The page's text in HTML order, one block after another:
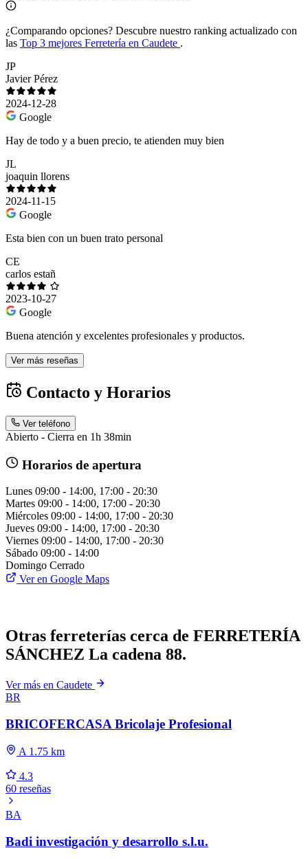
¿Comparando opciones? Descubre nuestro ranking actualizado con
las Top 3 mejores Ferretería en Caudete .
JP
Javier Pérez
2024-12-28
Google
Hay de todo y a buen precio, te atienden muy bien
JL
joaquin llorens
2024-11-15
Google
Esta bien con un buen trato personal
CE
carlos estañ
2023-10-27
Google
Buena atención y excelentes profesionales y productos.
Ver más reseñas
Contacto y Horarios
Ver teléfono
Abierto - Cierra en 1h 38min
Horarios de apertura
Lunes 09:00 - 14:00, 17:00 - 20:30
Martes 09:00 - 14:00, 17:00 - 20:30
Miércoles 09:00 - 14:00, 17:00 - 20:30
Jueves 09:00 - 14:00, 17:00 - 20:30
Viernes 09:00 - 14:00, 17:00 - 20:30
Sábado 09:00 - 14:00
Domingo Cerrado
Ver en Google Maps
Otras ferreterías cerca de FERRETERÍA
SÁNCHEZ La cadena 88.
Ver más en Caudete
BR
BRICOFERCASA Bricolaje Profesional
A 1.75 km
4.3
60 reseñas
BA
Badi investigación y desarrollo s.l.u.